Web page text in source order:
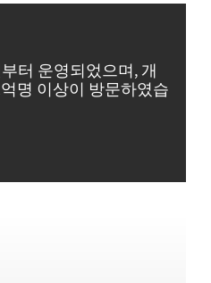
터 운영되었으며, 개
명 이상이 방문하였습